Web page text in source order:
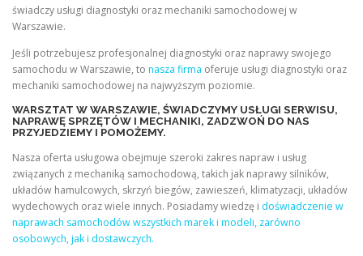
świadczy usługi diagnostyki oraz mechaniki samochodowej w
Warszawie.
Jeśli potrzebujesz profesjonalnej diagnostyki oraz naprawy swojego
samochodu w Warszawie, to nasza firma oferuje usługi diagnostyki oraz
mechaniki samochodowej na najwyższym poziomie.
WARSZTAT W WARSZAWIE, ŚWIADCZYMY USŁUGI SERWISU,
NAPRAWĘ SPRZĘTÓW I MECHANIKI, ZADZWOŃ DO NAS
PRZYJEDZIEMY I POMOŻEMY.
Nasza oferta usługowa obejmuje szeroki zakres napraw i usług
związanych z mechaniką samochodową, takich jak naprawy silników,
układów hamulcowych, skrzyń biegów, zawieszeń, klimatyzacji, układów
wydechowych oraz wiele innych. Posiadamy wiedzę i doświadczenie w
naprawach samochodów wszystkich marek i modeli, zarówno
osobowych, jak i dostawczych.